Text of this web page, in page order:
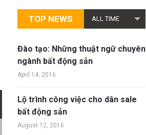
TOP NEWS ALL TIME
Đào tạo: Những thuật ngữ chuyên
ngành bất động sản
April 14, 2016
Lộ trình công việc cho dân sale
bất động sản
August 12, 2016